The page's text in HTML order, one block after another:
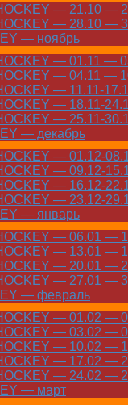
— 21.10 —
— 28.10 —
— ноябрь
— 01.11 —
— 04.11 —
— 11.11-
— 18.11-
— 25.11-
— декабрь
— 01.12-
— 09.12-
— 16.12-
— 23.12-
— январь
— 06.01 —
— 13.01 —
— 20.01 —
— 27.01 —
— февраль
— 01.02 —
— 03.02 —
— 10.02 —
— 17.02 —
— 24.02 —
— март